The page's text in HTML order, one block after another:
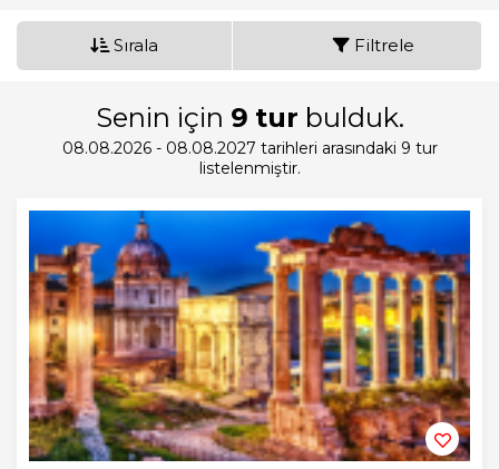
Sırala Filtrele
Senin için 9 tur bulduk.
08.08.2026 - 08.08.2027 tarihleri arasındaki 9 tur
listelenmiştir.